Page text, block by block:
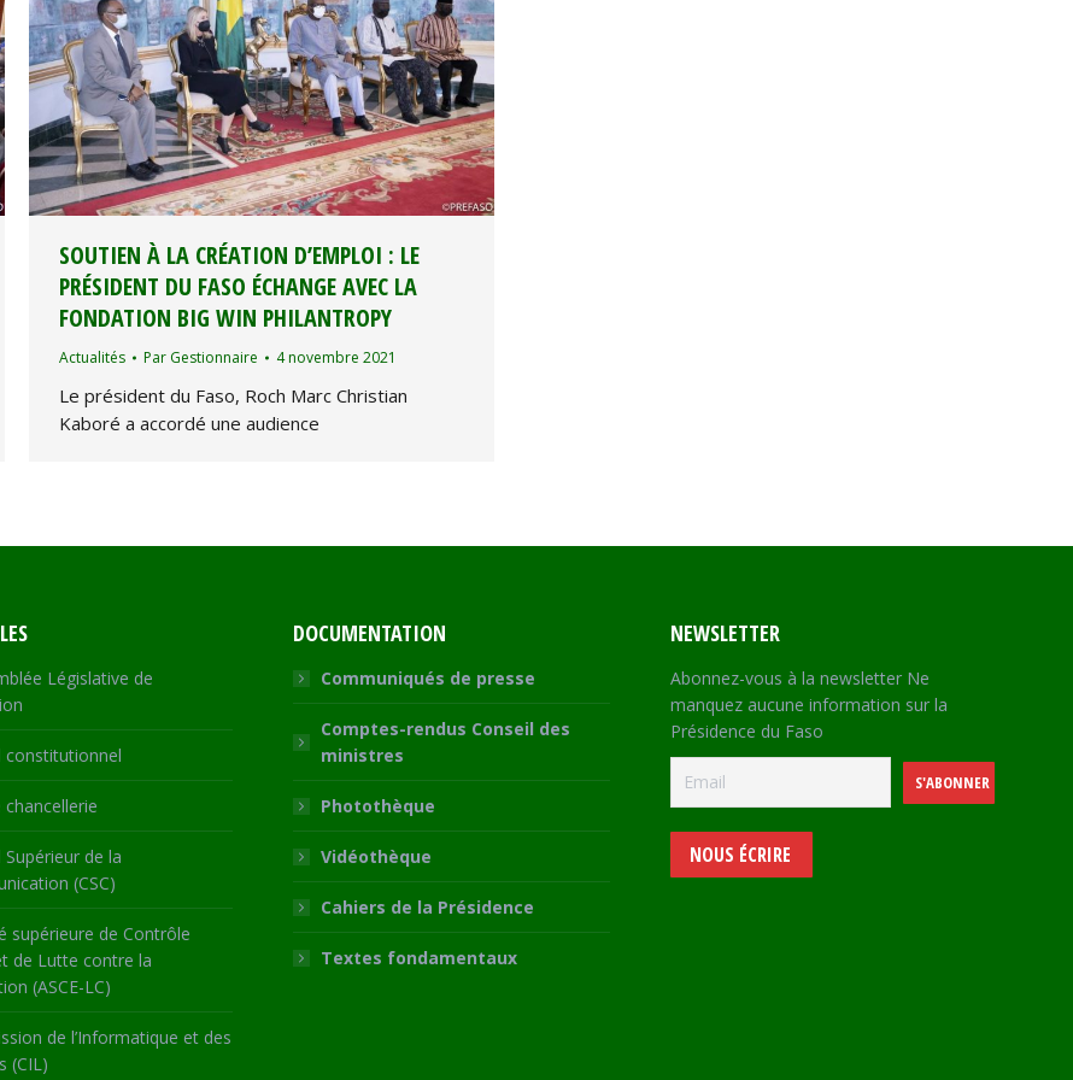
SOUTIEN À LA CRÉATION D’EMPLOI : LE
PRÉSIDENT DU FASO ÉCHANGE AVEC LA
FONDATION BIG WIN PHILANTROPY
Actualités Par Gestionnaire 4 novembre 2021
Le président du Faso, Roch Marc Christian
Kaboré a accordé une audience
Législative de
constitutionnel
chancellerie
Supérieur de la
(CSC)
supérieure de Contrôle
de Lutte contre la
(ASCE-LC)
de l’Informatique et des
(CIL)
DOCUMENTATION
Communiqués de presse
Comptes-rendus Conseil des
ministres
Photothèque
Vidéothèque
Cahiers de la Présidence
Textes fondamentaux
NEWSLETTER
Abonnez-vous à la newsletter Ne
manquez aucune information sur la
Présidence du Faso
NOUS ÉCRIRE